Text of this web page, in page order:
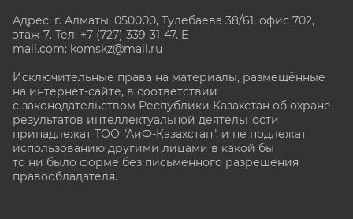
Адрес: г. Алматы, 050000, Тулебаева 38/61, офис 702,
этаж 7. Тел: +7 (727) 339-31-47. E-
mail.com: komskz@mail.ru
Исключительные права на материалы, размещённые
на интернет-сайте, в соответствии
с законодательством Республики Казахстан об охране
результатов интеллектуальной деятельности
принадлежат ТОО "АиФ-Казахстан", и не подлежат
использованию другими лицами в какой бы
то ни было форме без письменного разрешения
правообладателя.